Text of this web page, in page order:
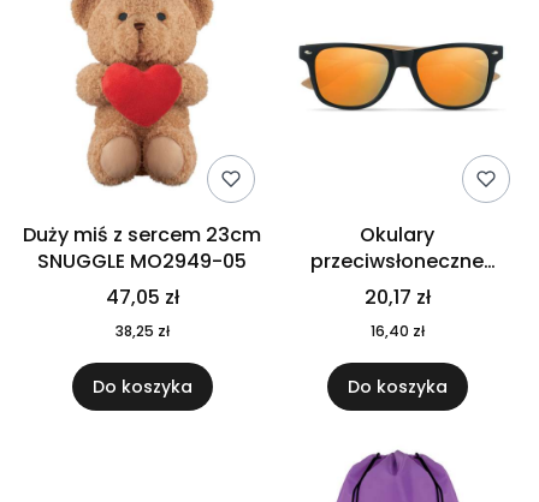
Duży miś z sercem 23cm
SNUGGLE MO2949-05
47,05 zł
38,25 zł
Do koszyka
Okulary
przeciwsłoneczne
CALIFORNIA TOUCH
MO9617-10
20,17 zł
16,40 zł
Do koszyka